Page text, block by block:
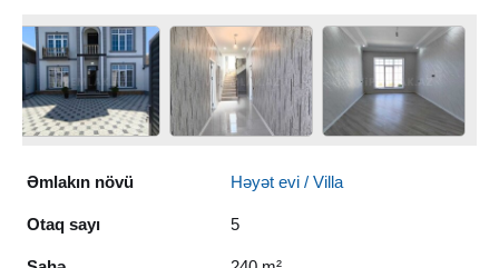
Əmlakın növü Həyət evi / Villa
Otaq sayı 5